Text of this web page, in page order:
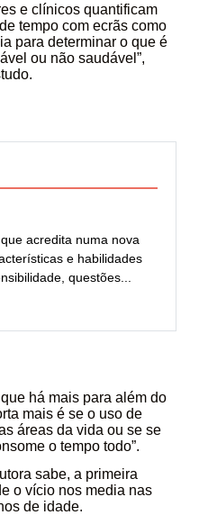
e clínicos quantificam
tempo com ecrãs como
para determinar o que é
ou não saudável”,
acredita numa nova
e habilidades
questões...
há mais para além do
mais é se o uso de
áreas da vida ou se se
o tempo todo”.
sabe, a primeira
o vício nos media nas
de idade.